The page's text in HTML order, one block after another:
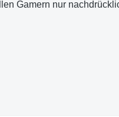
Gamern nur